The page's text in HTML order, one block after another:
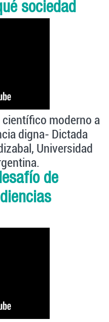
sociedad
moderno a
digna- Dictada
Universidad
de